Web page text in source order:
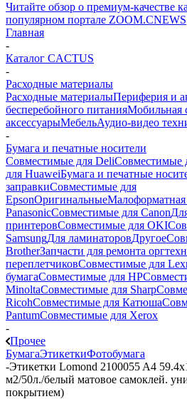
Читайте обзор о премиум-качестве
популярном портале ZOOM.CNEWS
Главная
-
Каталог CACTUS
-
Расходные материалы
Расходные материалыПериферия и
бесперебойного питанияМобильная
аксессуарыМебельАудио-видео
-
Бумага и печатные носители
Совместимые для DeliСовместимые
для HuaweiБумага и печатные
заправкиСовместимые для
EpsonОригинальныеМалоформатная
PanasonicСовместимые для Canon
принтеровСовместимые для OKI
SamsungДля ламинаторовДругое
BrotherЗапчасти для ремонта
переплетчиковСовместимые для
бумагаСовместимые для HP
MinoltaСовместимые для Sharp
RicohСовместимые для Катюша
PantumСовместимые для Xerox
-
Прочее
БумагаЭтикеткиФотобумага
-Этикетки Lomond 2100055 A4
м2/50л./белый матовое самоклей.
покрытием)